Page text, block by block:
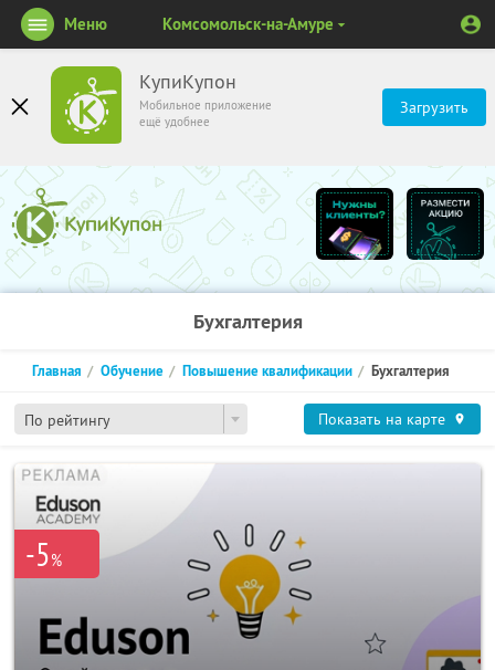
КупиКупон
Мобильное приложение
ещё удобнее
Загрузить
Меню Комсомольск-на-Амуре
Бухгалтерия
По рейтингу
Главная Обучение Повышение квалификации Бухгалтерия
Показать на карте
-5%